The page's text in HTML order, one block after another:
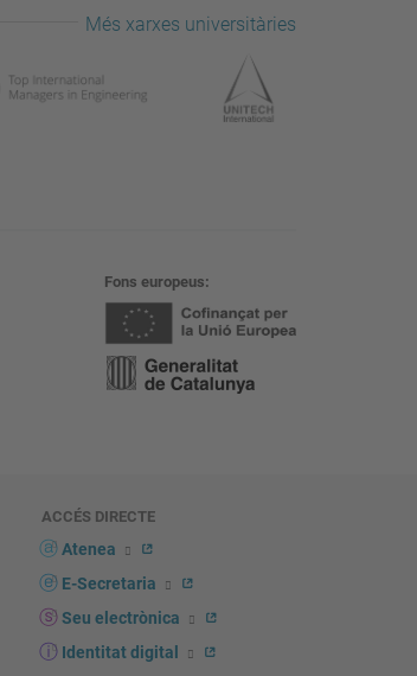
Més xarxes universitàries
Fons europeus
ACCÉS DIRECTE
Atenea
E-Secretaria
Seu electrònica
Identitat digital